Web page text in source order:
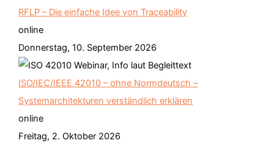
RFLP – Die einfache Idee von Traceability
online
Donnerstag, 10. September 2026
ISO/IEC/IEEE 42010 – ohne Normdeutsch –
Systemarchitekturen verständlich erklären
online
Freitag, 2. Oktober 2026